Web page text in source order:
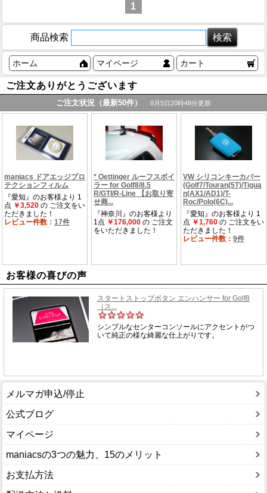
1
商品検索
ホーム マイページ カート
ご注文ありがとうございます
お客様の喜びの声
メルマガ申込/停止
公式ブログ
マイページ
maniacsの3つの魅力、15のメリット
お支払方法